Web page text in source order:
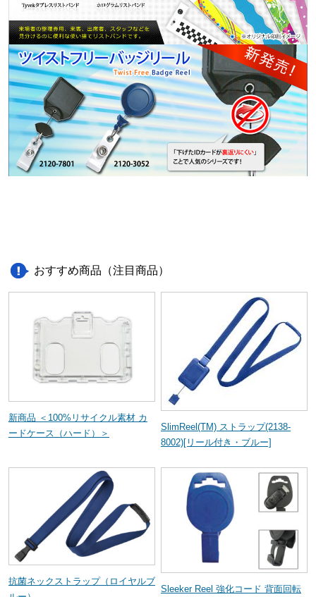
おすすめ商品（注目商品）
新商品 ＜100%リサイクル素材 カ
ードケース（ハード）＞
SlimReel(TM) ストラップ(2138-
8002)[リール付き・ブルー]
抗菌ネックストラップ（ロイヤルブ
Sleeker Reel 強化コード 背面回転